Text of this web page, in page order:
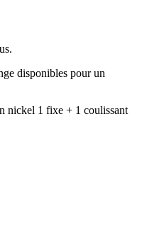
disponibles pour un
nickel 1 fixe + 1 coulissant